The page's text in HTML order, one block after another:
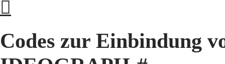
𩫜
Codes zur Einbindung